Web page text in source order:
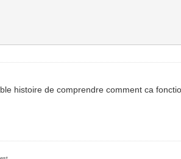
histoire de comprendre comment ca